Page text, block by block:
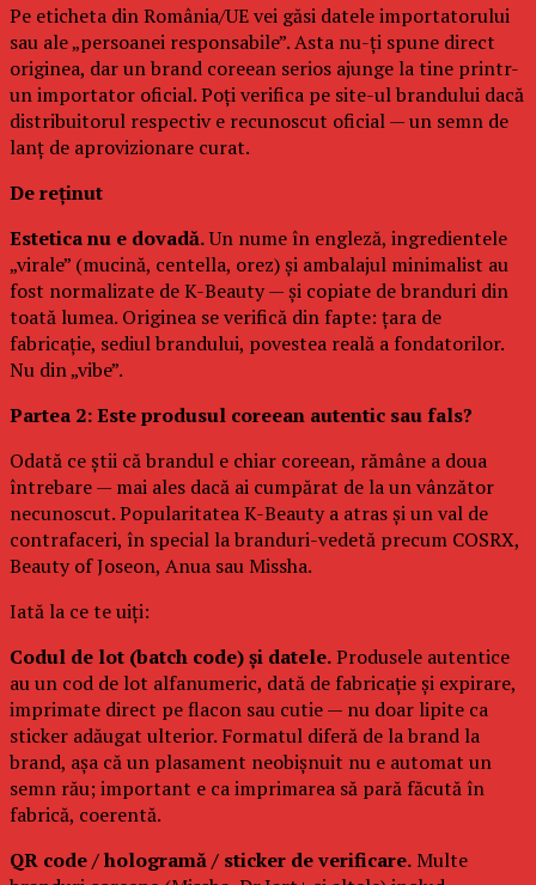
Pe eticheta din România/UE vei găsi datele importatorului
sau ale „persoanei responsabile”. Asta nu-ți spune direct
originea, dar un brand coreean serios ajunge la tine printr-
un importator oficial. Poți verifica pe site-ul brandului dacă
distribuitorul respectiv e recunoscut oficial — un semn de
lanț de aprovizionare curat.
De reținut
Estetica nu e dovadă.Un nume în engleză, ingredientele
„virale” (mucină, centella, orez) și ambalajul minimalist au
fost normalizate de K-Beauty — și copiate de branduri din
toată lumea. Originea se verifică din fapte: țara de
fabricație, sediul brandului, povestea reală a fondatorilor.
Nu din „vibe”.
Partea 2: Este produsul coreean autentic sau fals?
Odată ce știi că brandul e chiar coreean, rămâne a doua
întrebare — mai ales dacă ai cumpărat de la un vânzător
necunoscut. Popularitatea K-Beauty a atras și un val de
contrafaceri, în special la branduri-vedetă precum COSRX,
Beauty of Joseon, Anua sau Missha.
Iată la ce te uiți:
Codul de lot (batch code) și datele.Produsele autentice
au un cod de lot alfanumeric, dată de fabricație și expirare,
imprimate direct pe flacon sau cutie — nu doar lipite ca
sticker adăugat ulterior. Formatul diferă de la brand la
brand, așa că un plasament neobișnuit nu e automat un
semn rău; important e ca imprimarea să pară făcută în
fabrică, coerentă.
QR code / hologramă / sticker de verificare.Multe